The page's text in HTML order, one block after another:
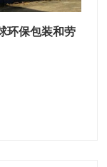
环保包装和劳